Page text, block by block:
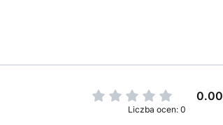
0.00
Liczba ocen: 0